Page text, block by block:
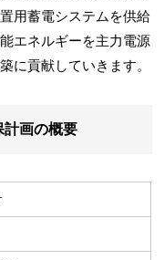
用蓄電システムを供給
エネルギーを主力電源
に貢献していきます。
計画の概要